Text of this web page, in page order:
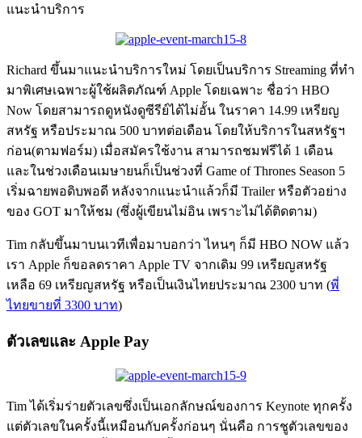
แนะนำบริการ
Richard ขึ้นมาแนะนำบริการใหม่ โดยเป็นบริการ Streaming ที่ทำ
มาพิเศษเฉพาะผู้ใช้ผลิตภัณฑ์ Apple โดยเฉพาะ ชื่อว่า HBO
Now โดยสามารถดูหนังดูซีรีย์ได้ไม่อั้น ในราคา 14.99 เหรียญ
สหรัฐ หรือประมาณ 500 บาทต่อเดือน โดยให้บริการในสหรัฐฯ
ก่อน(ตามฟอร์ม) เมื่อสมัครใช้งาน สามารถชมฟรีได้ 1 เดือน
และในช่วงเดือนเมษายนก็เป็นช่วงที่ Game of Thrones Season 5
เริ่มฉายพอดิบพอดี หลังจากแนะนำแล้วก็มี Trailer หรือตัวอย่าง
ของ GOT มาให้ชม (ซึ่งผู้เขียนไม่อิน เพราะไม่ได้ติดตาม)
Tim กลับขึ้นมาบนเวทีเพื่อมาบอกว่า ไหนๆ ก็มี HBO NOW แล้ว
เรา Apple ก็ขอลดราคา Apple TV จากเดิม 99 เหรียญสหรัฐ
เหลือ 69 เหรียญสหรัฐ หรือเป็นเงินไทยประมาณ 2300 บาท (พี่
ไทยขายที่ 3300 บาท)
ตัวเลขและ Apple Pay
Tim ได้เริ่มร่ายตัวเลขซึ่งเป็นเอกลักษณ์ของการ Keynote ทุกครั้ง
แต่ตัวเลขในครั้งนี้เหมือนกับครั้งก่อนๆ นั่นคือ การชูตัวเลขของ